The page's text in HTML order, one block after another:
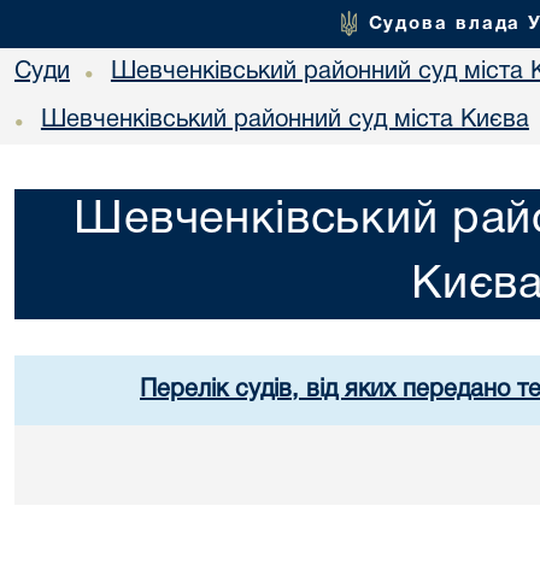
Судова влада
Суди • Шевченківський районний суд міста
• Шевченківський районний суд міста Києва
Шевченківський
Перелік судів, від яких передано